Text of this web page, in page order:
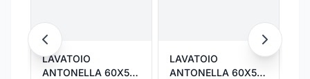
LAVATOIO
ANTONELLA 60X50
LAVATOIO
ANTONELLA 60X50